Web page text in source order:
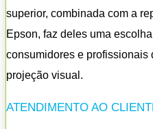
superior, combinada com a
Epson, faz deles uma
consumidores e profissionais
projeção visual.
ATENDIMENTO AO